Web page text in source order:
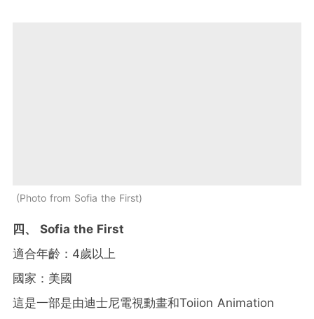
Photo from Sofia the First
四、 Sofia the First
適合年齡：4歲以上
國家：美國
這是一部是由迪士尼電視動畫和Toiion Animation